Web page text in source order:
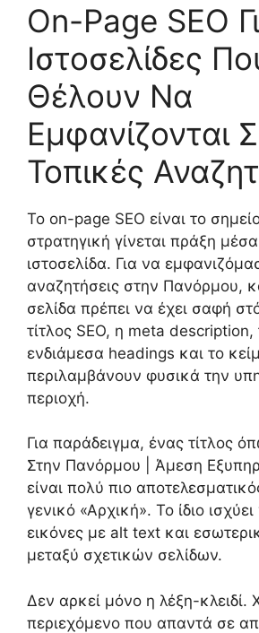
On-Page SEO
Ιστοσελίδες
Θέλουν Να
Εμφανίζονται
Τοπικές
Το on-page SEO είναι το
στρατηγική γίνεται πράξη
ιστοσελίδα. Για να
αναζητήσεις στην Πανόρμου,
σελίδα πρέπει να έχει σαφή
τίτλος SEO, η meta description,
ενδιάμεσα headings και το
περιλαμβάνουν φυσικά την
περιοχή.
Για παράδειγμα, ένας τίτλος
Στην Πανόρμου | Άμεση
είναι πολύ πιο
γενικό «Αρχική». Το ίδιο
εικόνες με alt text και
μεταξύ σχετικών σελίδων.
Δεν αρκεί μόνο η λέξη-κλειδί.
περιεχόμενο που απαντά σε